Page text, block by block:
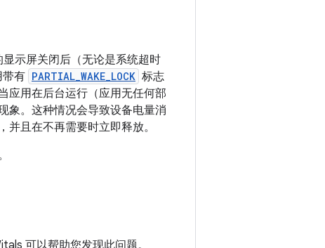
示屏关闭后（无论是系统超时
带有 PARTIAL_WAKE_LOCK 标志
应用在后台运行（应用无任何部
。 这种情况会导致设备电量消
且在不再需要时立即释放。
可以帮助您发现此问题。